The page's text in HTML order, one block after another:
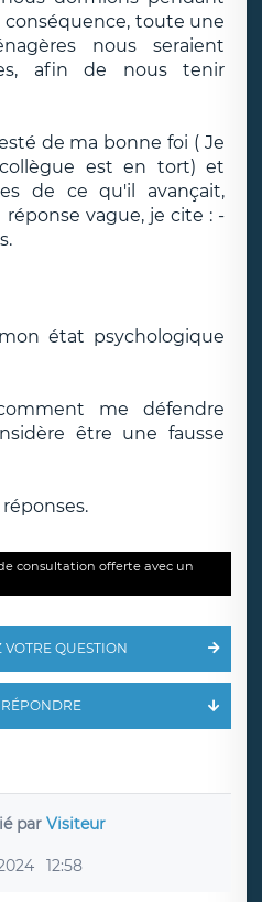
toute une
nous seraient
afin de nous tenir
de ma bonne foi ( Je
est en tort) et
de ce qu'il avançait,
vague, je cite : -
état psychologique
me défendre
être une fausse
consultation offerte avec un
VOTRE QUESTION
RÉPONDRE
parVisiteur
12:58